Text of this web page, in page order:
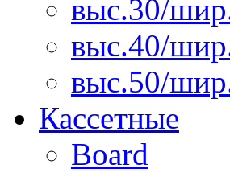
выс.30/
выс.40/
выс.50/
Кассетные
Board